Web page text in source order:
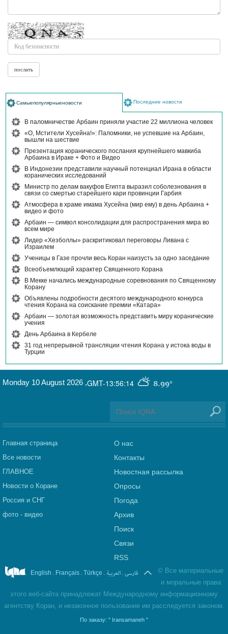
Самыепопулярныеновости Последние новости
В паломничестве Арбаин приняли участие 22 миллиона человек
«О, Мстители Хусейна!»: Паломники, не успевшие на Арбаин,
вышли на шествие
Презентация коранического послания крупнейшего мавкиба
Арбаина в Ираке + Фото и Видео
В Индонезии представили научный потенциал Ирана в области
коранических исследований
Министр по делам вакуфов Египта выразил соболезнования в
связи со смертью старейшего кари провинции Гарбия
Атмосфера в храме имама Хусейна (мир ему) в день Арбаина +
видео и фото
Арбаин — символ консолидации для распространения мира во
всем мире
Лидер «Хезболлы» раскритиковал переговоры Ливана с
Израилем
Ученицы в Газе прочли весь Коран наизусть за одно заседание
Всеобъемлющий характер Священного Корана
В Мекке начались международные соревнования по Священному
Корану
Объявлены подробности десятого международного конкурса
чтения Корана на соискание премии «Катара»
Арбаин — золотая возможность представить миру коранические
учения
День Арбаина в Кербеле
31 год непрерывной трансляции чтения Корана у истока воды в
Турции
GMT-13:56:14 8.99°
Monday 10 August 2026 ,
Главная страница
Все новости
ГЛАВНОЕ
Новости о Коране
Россия и СНГ
фото - видео
О нас
Контакты
Новостная рассылка
Опросы
Погода
Архив
Поиск
Связи
RSS
English . Français . Türkçe . العربیة . فارسی © Все материальные
и моральные права
этого веб-сайта принадлежат Международному информационному
агентству Коран, и незаконное пользование им расследуется законом.
По заказу: " Iransamaneh "